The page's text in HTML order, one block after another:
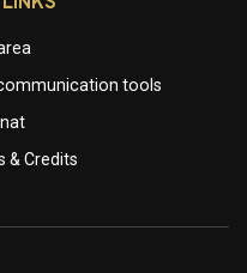
tools
& Credits